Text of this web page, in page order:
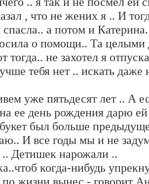
, что не жених я .. И
а потом и
о помощи.. Та
тогда.. не захотел я
тебя нет .. искать даже
уже пятьдесят лет .. А
ее день рождения дарю
был больше
И все годы мы и не
Детишек нарожали ..
когда-нибудь
по жизни вынес,- говорит